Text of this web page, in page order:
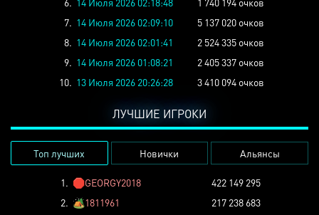
7. 14 Июля 2026 02:09:10
5 137 020 очков
8. 14 Июля 2026 02:01:41
2 524 335 очков
9. 14 Июля 2026 01:08:21
2 405 337 очков
10. 13 Июля 2026 20:26:28 3 410 094 очков
ЛУЧШИЕ ИГРОКИ
Топ лучших Новички Альянсы
1. 🛑GEORGY2018
422 149 295
2. 🏕️1811961
217 238 683